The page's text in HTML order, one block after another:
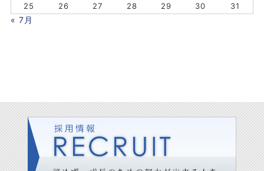
25
26 27 28 29 30 31
« 7月